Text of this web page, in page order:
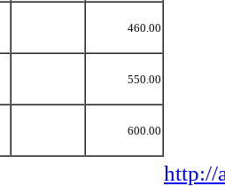
460.00
550.00
600.00
http://